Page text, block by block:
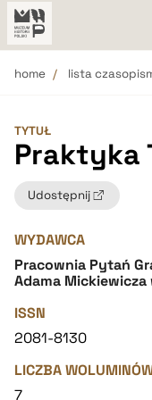
home lista
TYTUŁ
Praktyka
Udostępnij
WYDAWCA
Pracownia Pytań
Adama Mickiewicza
ISSN
2081-8130
LICZBA
7